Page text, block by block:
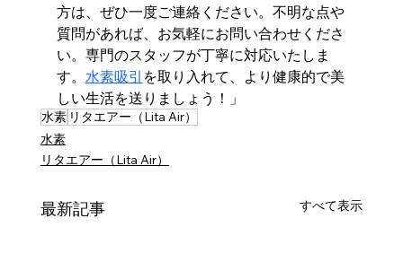
方は、ぜひ一度ご連絡ください。不明な点や
質問があれば、お気軽にお問い合わせくださ
い。専門のスタッフが丁寧に対応いたしま
す。 水素吸引 を取り入れて、より健康的で美
しい生活を送りましょう！」
水素 リタエアー（Lita Air）
水素
リタエアー（Lita Air）
最新記事 すべて表示